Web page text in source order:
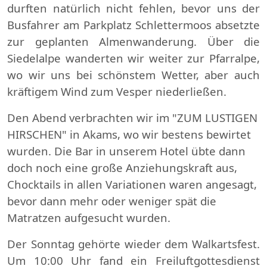
durften natürlich nicht fehlen, bevor uns der
Busfahrer am Parkplatz Schlettermoos absetzte
zur geplanten Almenwanderung. Über die
Siedelalpe wanderten wir weiter zur Pfarralpe,
wo wir uns bei schönstem Wetter, aber auch
kräftigem Wind zum Vesper niederließen.
Den Abend verbrachten wir im "ZUM LUSTIGEN
HIRSCHEN" in Akams, wo wir bestens bewirtet
wurden. Die Bar in unserem Hotel übte dann
doch noch eine große Anziehungskraft aus,
Chocktails in allen Variationen waren angesagt,
bevor dann mehr oder weniger spät die
Matratzen aufgesucht wurden.
Der Sonntag gehörte wieder dem Walkartsfest.
Um 10:00 Uhr fand ein Freiluftgottesdienst